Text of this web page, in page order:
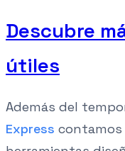
Descubre
útiles
Además del
Express contamos